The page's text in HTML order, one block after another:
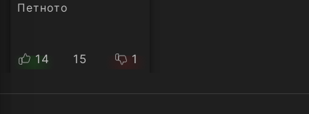
Петното
14 15 1